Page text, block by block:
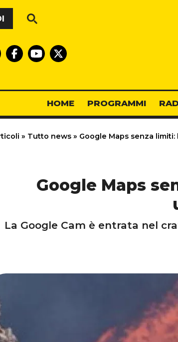
HOME PROGRAMMI
» Tutto news » Google Maps senza
Google Maps
La Google Cam è entrata nel